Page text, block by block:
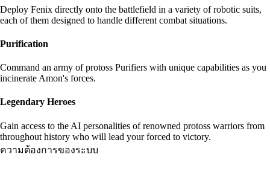
Deploy Fenix directly onto the battlefield in a variety of robotic suits,
each of them designed to handle different combat situations.
Purification
Command an army of protoss Purifiers with unique capabilities as you
incinerate Amon's forces.
Legendary Heroes
Gain access to the AI personalities of renowned protoss warriors from
throughout history who will lead your forced to victory.
ความต้องการของระบบ